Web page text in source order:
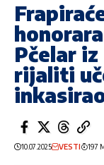
Pčelar
rijaliti
10.07.2025 VESTI 197